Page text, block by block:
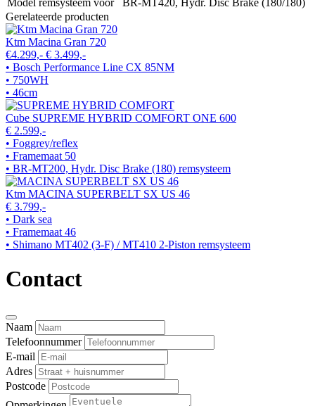
Gerelateerde producten
Ktm Macina Gran 720
€4.299,- € 3.499,-
• Bosch Performance Line CX 85NM
• 750WH
• 46cm
Cube SUPREME HYBRID COMFORT ONE 600
€ 2.599,-
• Foggrey/reflex
• Framemaat 50
• BR-MT200, Hydr. Disc Brake (180) remsysteem
Ktm MACINA SUPERBELT SX US 46
€ 3.799,-
• Dark sea
• Framemaat 46
• Shimano MT402 (3-F) / MT410 2-Piston remsysteem
Contact
Naam
Telefoonnummer
E-mail
Adres
Postcode